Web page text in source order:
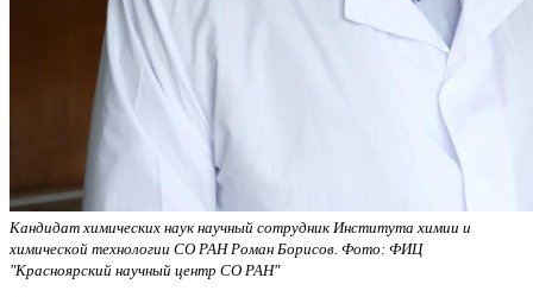
Кандидат химических наук научный сотрудник Института химии и
химической технологии СО РАН Роман Борисов. Фото: ФИЦ
"Красноярский научный центр СО РАН"